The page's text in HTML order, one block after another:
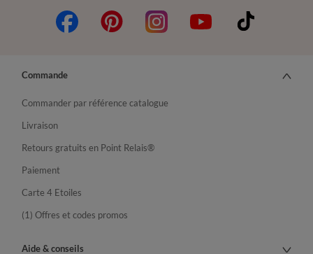
Commande
Commander par référence catalogue
Livraison
Retours gratuits en Point Relais®
Paiement
Carte 4 Etoiles
(1) Offres et codes promos
Aide & conseils